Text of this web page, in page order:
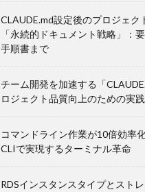
CLAUDE.md設定後のプロジェク
「永続的ドキュメント戦略」：
手順書まで
チーム開発を加速する「
ロジェクト品質向上のための実
コマンドライン作業が10倍効率
CLIで実現するターミナル革命
RDSインスタンスタイプとスト